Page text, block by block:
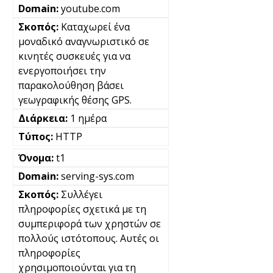
youtube.com
Καταχωρεί ένα
μοναδικό αναγνωριστικό σε
κινητές συσκευές για να
ενεργοποιήσει την
παρακολούθηση βάσει
γεωγραφικής θέσης GPS.
1 ημέρα
HTTP
t1
serving-sys.com
Συλλέγει
πληροφορίες σχετικά με τη
συμπεριφορά των χρηστών σε
πολλούς ιστότοπους. Αυτές οι
πληροφορίες
χρησιμοποιούνται για τη